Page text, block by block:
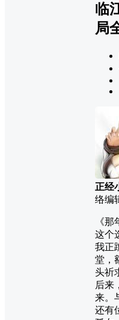
临
局
正经
络编
《
这个
我正
堂，
头祈
后来
来。
还有